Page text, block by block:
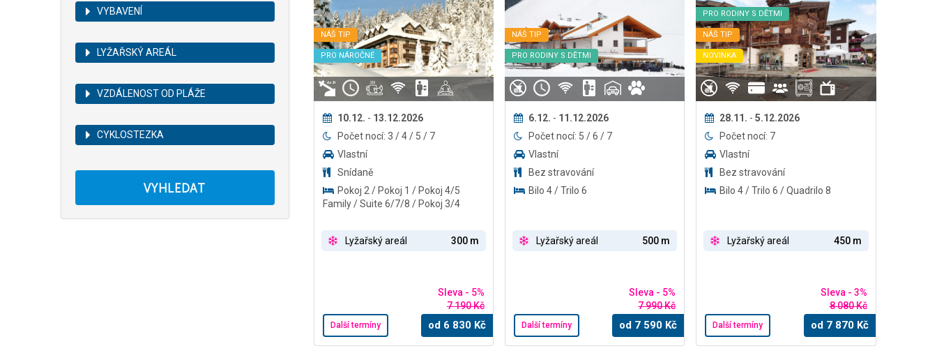
VYBAVENÍ
LYŽAŘSKÝ AREÁL
VZDÁLENOST OD PLÁŽE
CYKLOSTEZKA
NÁŠ TIP
PRO NÁROČNÉ
10.12. - 13.12.2026
Počet nocí: 3 / 4 / 5 / 7
Vlastní
Snídaně
Pokoj 2 / Pokoj 1 / Pokoj 4/5
Family / Suite 6/7/8 / Pokoj 3/4
Lyžařský areál 300 m
Sleva - 5%
7 190 Kč
Další termíny od 6 830Kč
NÁŠ TIP
PRO RODINY S DĚTMI
6.12. - 11.12.2026
Počet nocí: 5 / 6 / 7
Vlastní
Bez stravování
Bilo 4 / Trilo 6
Lyžařský areál 500 m
Sleva - 5%
7 990 Kč
Další termíny od 7 590 Kč
NÁŠ TIP
NOVINKA
PRO RODINY S DĚTMI
28.11. -5.12.2026
Počet nocí: 7
Vlastní
Bez stravování
Bilo 4 / Trilo 6 / Quadrilo 8
Lyžařský areál 450 m
Sleva - 3%
8 080 Kč
Další termíny od 7 870Kč